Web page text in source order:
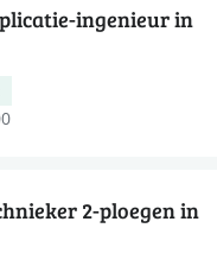
ingenieur in
2-ploegen in